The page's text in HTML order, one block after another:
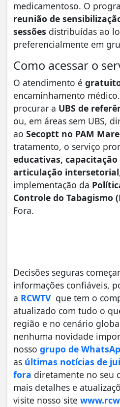
medicamentoso. O
reunião de
sessões distribuídas ao
preferencialmente em
Como acessar o
O atendimento é
encaminhamento
procurar a UBS de
ou, em áreas sem UBS,
ao Secoptt no PAM
tratamento, o serviço
educativas,
articulação intersetorial
implementação da
Controle do Tabagismo
Fora.
Decisões seguras
informações confiáveis,
a RCWTVque tem o
atualizado com tudo o
região e no cenário
nenhuma novidade
nosso grupo de
as últimas notícias de
fora diretamente no seu
mais detalhes e
visite nosso site